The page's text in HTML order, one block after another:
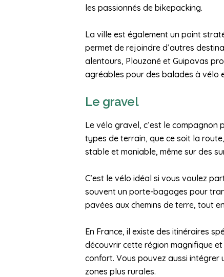
les passionnés de bikepacking.
La ville est également un point
permet de rejoindre d’autres
alentours, Plouzané et Guipavas
agréables pour des balades à vélo
Le gravel
Le vélo gravel, c’est le
types de terrain, que ce soit la
stable et maniable, même sur des
C’est le vélo idéal si vous voulez
souvent un porte-bagages pour
pavées aux chemins de terre, tout
En France, il existe des itinéraires
découvrir cette région magnifique
confort. Vous pouvez aussi intégrer
zones plus rurales.